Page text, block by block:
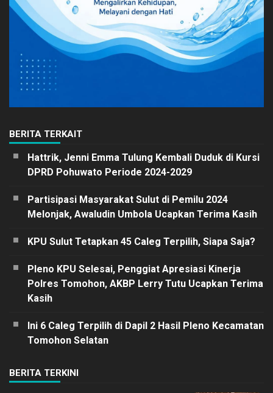
BERITA TERKAIT
Hattrik, Jenni Emma Tulung Kembali Duduk di Kursi
DPRD Pohuwato Periode 2024-2029
Partisipasi Masyarakat Sulut di Pemilu 2024
Melonjak, Awaludin Umbola Ucapkan Terima Kasih
KPU Sulut Tetapkan 45 Caleg Terpilih, Siapa Saja?
Pleno KPU Selesai, Penggiat Apresiasi Kinerja
Polres Tomohon, AKBP Lerry Tutu Ucapkan Terima
Kasih
Ini 6 Caleg Terpilih di Dapil 2 Hasil Pleno Kecamatan
Tomohon Selatan
BERITA TERKINI